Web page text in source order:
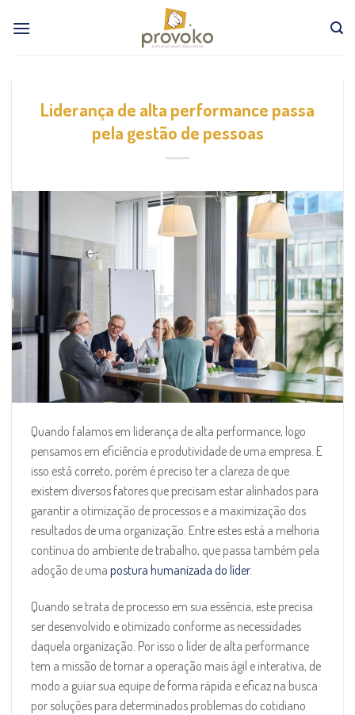
Liderança de alta performance passa
pela gestão de pessoas
Quando falamos em liderança de alta performance, logo
pensamos em eficiência e produtividade de uma empresa. E
isso está correto, porém é preciso ter a clareza de que
existem diversos fatores que precisam estar alinhados para
garantir a otimização de processos e a maximização dos
resultados de uma organização. Entre estes está a melhoria
contínua do ambiente de trabalho, que passa também pela
adoção de uma postura humanizada do líder.
Quando se trata de processo em sua essência, este precisa
ser desenvolvido e otimizado conforme as necessidades
daquela organização. Por isso o líder de alta performance
tem a missão de tornar a operação mais ágil e interativa, de
modo a guiar sua equipe de forma rápida e eficaz na busca
por soluções para determinados problemas do cotidiano